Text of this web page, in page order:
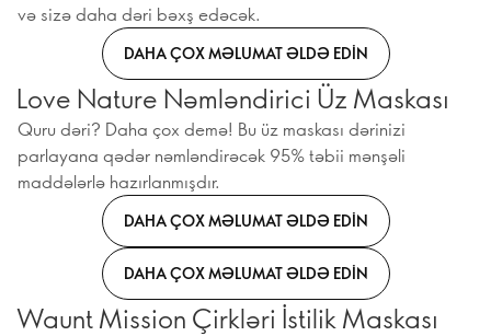
və sizə daha dəri bəxş edəcək.
DAHA ÇOX MƏLUMAT ƏLDƏ EDIN
Love Nature Nəmləndirici Üz Maskası
Quru dəri? Daha çox demə! Bu üz maskası dərinizi
parlayana qədər nəmləndirəcək 95% təbii mənşəli
maddələrlə hazırlanmışdır.
DAHA ÇOX MƏLUMAT ƏLDƏ EDIN
DAHA ÇOX MƏLUMAT ƏLDƏ EDIN
Waunt Mission Çirkləri İstilik Maskası